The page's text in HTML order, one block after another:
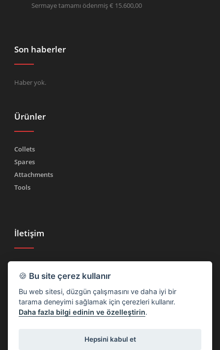
Sermaye tamamı ödenmiş € 15.600,00
Son haberler
Haber yok.
Ürünler
Collets
Spares
Attachments
Tools
İletişim
Faks (+39) 030 2753090
info@rtmricambi.com
🍪 Bu site çerez kullanır
Bu web sitesi, düzgün çalışmasını ve daha iyi bir
tarama deneyimi sağlamak için çerezleri kullanır.
Daha fazla bilgi edinin ve özelleştirin.
Hepsini kabul et